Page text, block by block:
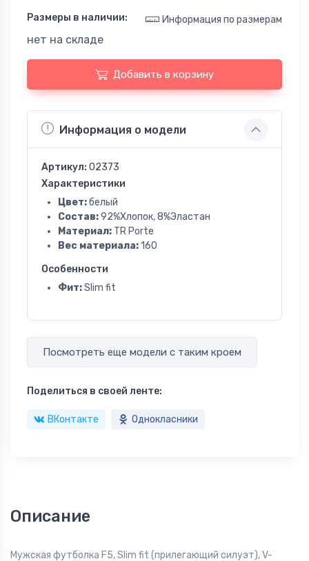
Размеры в наличии: Информация по размерам
нет на складе
Добавить в корзину
Информация о модели
Артикул: 02373
Характеристики
Цвет:белый
Состав:92%Хлопок, 8%Эластан
Материал: TR Porte
Вес материала:160
Особенности
Фит:Slim fit
Посмотреть еще модели с таким кроем
Поделиться в своей ленте:
ВКонтакте Однокласники
Описание
Мужская футболка F5, Slim fit (прилегающий силуэт), V-